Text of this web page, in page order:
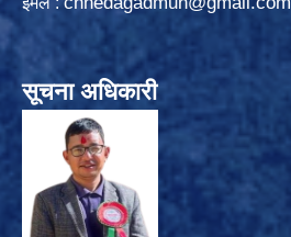
सूचना अधिकारी